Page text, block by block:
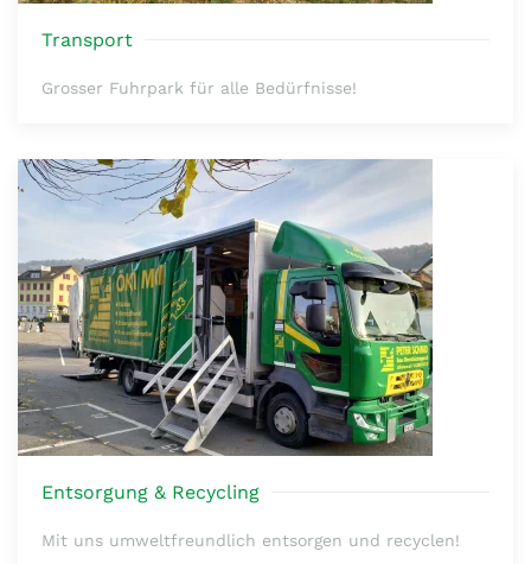
Transport
Grosser Fuhrpark für alle Bedürfnisse!
Entsorgung & Recycling
Mit uns umweltfreundlich entsorgen und recyclen!